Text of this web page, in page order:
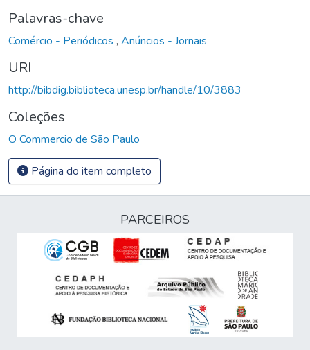
Palavras-chave
Comércio - Periódicos , Anúncios - Jornais
URI
http://bibdig.biblioteca.unesp.br/handle/10/3883
Coleções
O Commercio de São Paulo
Página do item completo
PARCEIROS